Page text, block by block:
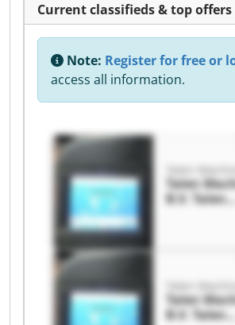
Current classifieds & top offers
Note: Register for free or
access all information.
Talen
Talen
B.V. Talen
Talen
Talen
B.V. Talen